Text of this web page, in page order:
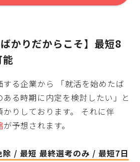
かりだからこそ】最短8
能
する企業から 「就活を始めたば
る時期に内定を検討したい」と
かりしております。 それに伴
が予想されます。
/ 最短 最終選考のみ / 最短7日